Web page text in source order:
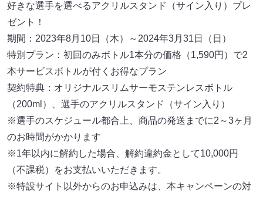
好きな選手を選べるアクリルスタンド（サイン入り）プレ
ゼント！
期間：2023年8月10日（木）～2024年3月31日（日）
特別プラン：初回のみボトル1本分の価格（1,590円）で2
本サービスボトルが付くお得なプラン
契約特典：オリジナルスリムサーモステンレスボトル
（200ml）、選手のアクリルスタンド（サイン入り）
※選手のスケジュール都合上、商品の発送までに2～3ヶ月
のお時間がかかります
※1年以内に解約した場合、解約違約金として10,000円
（不課税）をお支払いいただきます。
※特設サイト以外からのお申込みは、本キャンペーンの対